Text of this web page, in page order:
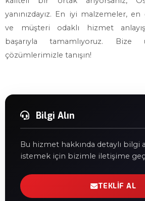
yanınızdayız. En iyi malzemeler,
ve müşteri odaklı hizmet
başarıyla tamamlıyoruz.
çözümlerimizle tanışın!
Bilgi Alın
Bu hizmet hakkında detaylı bilgi
istemek için bizimle iletişime
TEKLIF AL